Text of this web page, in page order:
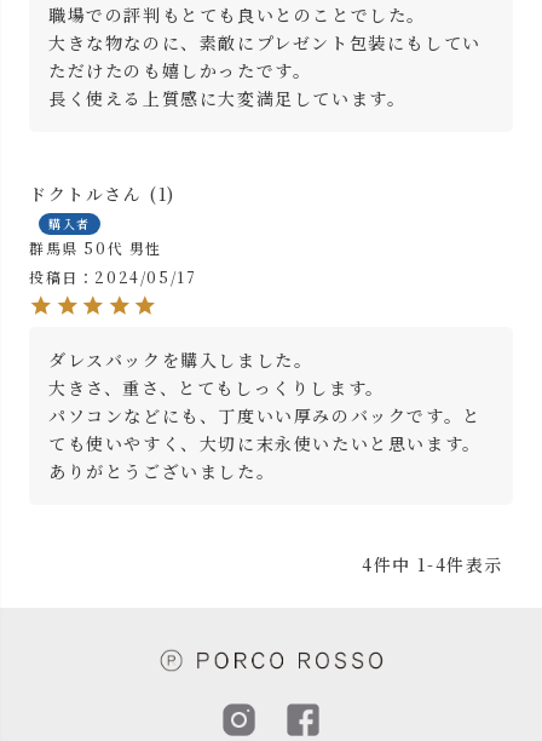
職場での評判もとても良いとのことでした。
大きな物なのに、素敵にプレゼント包装にもしてい
ただけたのも嬉しかったです。
長く使える上質感に大変満足しています。
ドクトル 1
購入者
群馬県 50代 男性
投稿日
2024/05/17
ダレスバックを購入しました。
大きさ、重さ、とてもしっくりします。
パソコンなどにも、丁度いい厚みのバックです。と
ても使いやすく、大切に末永使いたいと思います。
ありがとうございました。
4件中 1-4件表示